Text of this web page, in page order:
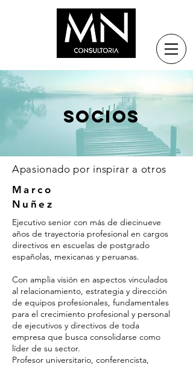
SOCIOS
Apasionado por inspirar a otros
Marco
Nuñez
Ejecutivo senior con más de diecinueve
años de trayectoria profesional en cargos
directivos en escuelas de postgrado
españolas, mexicanas y peruanas.
​Con amplia visión en aspectos vinculados
al relacionamiento, estrategia y dirección
de equipos profesionales, fundamentales
para el crecimiento profesional y personal
de ejecutivos y directivos de toda
empresa que busca consolidarse como
líder de su sector.
Profesor universitario, conferencista,